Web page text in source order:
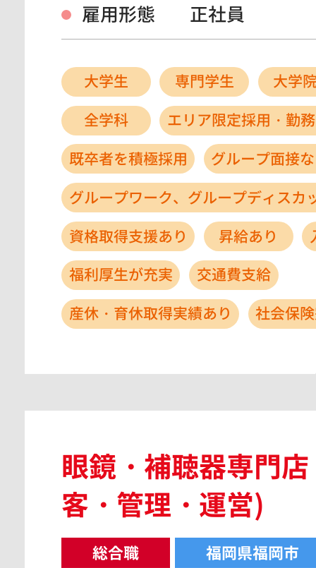
雇用形態
正社員
大学生 専門学生
大学
全学科
エリア限定採用・勤
既卒者を積極採用
グループ面接
グループワーク、グループディスカ
資格取得支援あり
昇給あり
福利厚生が充実
交通費支給
産休・育休取得実績あり
社会保
眼鏡・補聴器専門
客・管理・運営)
総合職 福岡県福岡市